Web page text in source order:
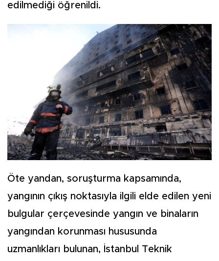
edilmediği öğrenildi.
Öte yandan, soruşturma kapsamında,
yangının çıkış noktasıyla ilgili elde edilen yeni
bulgular çerçevesinde yangın ve binaların
yangından korunması hususunda
uzmanlıkları bulunan, İstanbul Teknik